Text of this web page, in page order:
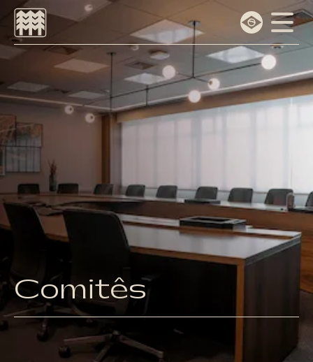
Escolha o idioma
Português
English
Comitês